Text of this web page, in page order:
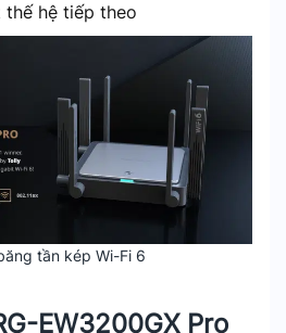
hệ tiếp theo
tần kép Wi-Fi 6
EW3200GX Pro